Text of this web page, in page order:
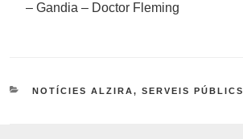
– Gandia – Doctor Fleming
CATEGORIES
NOTÍCIES ALZIRA, SERVEIS PÚBLICS